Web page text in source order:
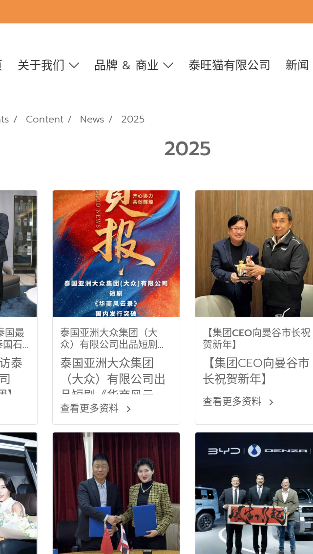
关于我们 品牌 & 商业 泰旺猫有限公司 新闻
Content News 2025
2025
国最
石
泰
泰国亚洲大众集团（大
众）有限公司出品短剧
《华商风云录》，上线不
到一周热度已破2200
万，增速清晰，势能稳定
持续放量中！
泰国亚洲大众集团
（大众）有限公司出
品短剧《华商风云
录》，上线不到一周
热度已破2200万，增
速清晰，势能稳定持
续放量中！
查看更多资料
【集团CEO向曼谷市长祝
贺新年】
【集团CEO向曼谷市
长祝贺新年】
查看更多资料